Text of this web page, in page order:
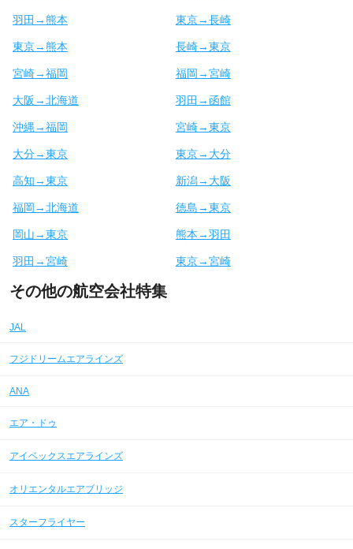
羽田→熊本 東京→長崎
東京→熊本 長崎→東京
宮崎→福岡 福岡→宮崎
大阪→北海道 羽田→函館
沖縄→福岡 宮崎→東京
大分→東京 東京→大分
高知→東京 新潟→大阪
福岡→北海道 徳島→東京
岡山→東京 熊本→羽田
羽田→宮崎 東京→宮崎
その他の航空会社特集
JAL
フジドリームエアラインズ
ANA
エア・ドゥ
アイベックスエアラインズ
オリエンタルエアブリッジ
スターフライヤー